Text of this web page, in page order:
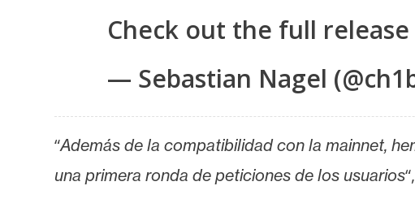
s
C
Check out the full
— Sebastian Nagel
“Además de la compatibilidad con la mainnet,
una primera ronda de peticiones de los usuarios